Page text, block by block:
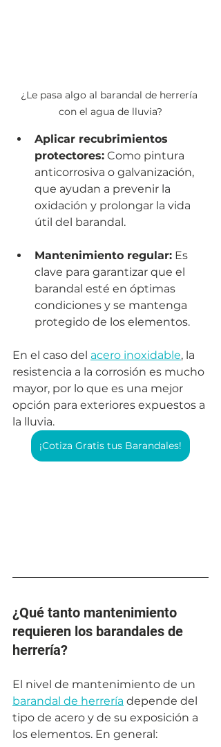
¿Le pasa algo al barandal de herrería
con el agua de lluvia?
Aplicar recubrimientos
protectores: Como pintura
anticorrosiva o galvanización,
que ayudan a prevenir la
oxidación y prolongar la vida
útil del barandal.
Mantenimiento regular: Es
clave para garantizar que el
barandal esté en óptimas
condiciones y se mantenga
protegido de los elementos.
En el caso del acero inoxidable, la
resistencia a la corrosión es mucho
mayor, por lo que es una mejor
opción para exteriores expuestos a
la lluvia.
¡Cotiza Gratis tus Barandales!
¿Qué tanto mantenimiento
requieren los barandales de
herrería?
El nivel de mantenimiento de un
barandal de herrería depende del
tipo de acero y de su exposición a
los elementos. En general: